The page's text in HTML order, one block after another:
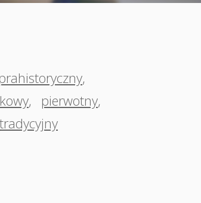
,
, pierwotny,
tradycyjny